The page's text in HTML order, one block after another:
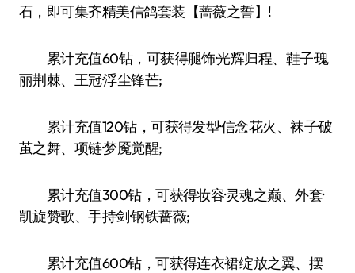
石，即可集齐精美信鸽套装【蔷薇之誓】!
累计充值60钻，可获得腿饰·光辉归程、鞋子·瑰
丽荆棘、王冠·浮尘锋芒;
累计充值120钻，可获得发型·信念花火、袜子·破
茧之舞、项链·梦魇觉醒;
累计充值300钻，可获得妆容·灵魂之巅、外套·
凯旋赞歌、手持剑·钢铁蔷薇;
累计充值600钻，可获得连衣裙·绽放之翼、摆